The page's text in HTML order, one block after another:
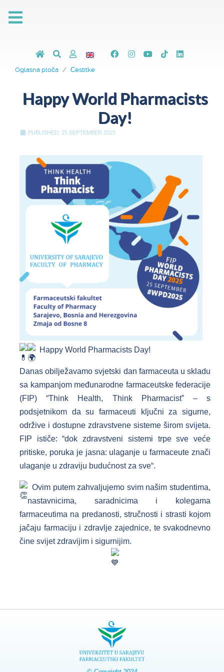
Oglasna ploča Čestitke
Happy World Pharmacists
Day!
PUBLISHED: 25 SEPTEMBER 2025
Happy World Pharmacists Day!
Danas obilježavamo svjetski dan farmaceuta u skladu
sa kampanjom međunarodne farmaceutske federacije
(FIP) “Think Health, Think Pharmacist” – s
podsjetnikom da su farmaceuti ključni za sigurne,
održive i dostupne zdravstvene sisteme širom svijeta.
FIP ističe: “dok zdravstveni sistemi trpe sve veće
pritiske, poruka je jasna: ulaganje u farmaceute znači
ulaganje u zdraviju budućnost za sve“.
Ovim putem zahvaljujemo svim našim studentima,
nastavnicima, saradnicima i kolegama
farmaceutima na predanosti, stručnosti i strasti kojom
jačaju farmaciju i zdravlje zajednice, te svakodnevno
čine svijet zdravijim i sigurnijim.